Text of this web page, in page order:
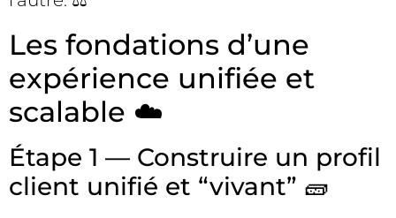
Les fondations d’une
expérience unifiée et
scalable ☁️
Étape 1 — Construire un profil
client unifié et “vivant” 🧱